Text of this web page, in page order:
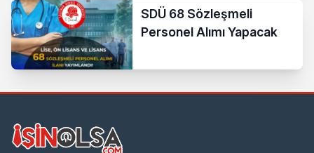
SDÜ 68 Sözleşmeli
Personel Alımı Yapacak